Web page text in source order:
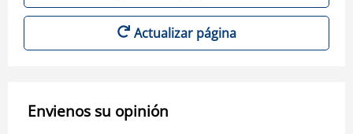
Actualizar página
Envienos su opinión